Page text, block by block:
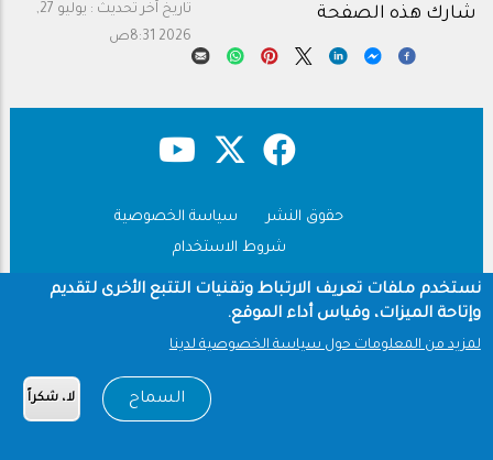
تاريخ آخر تحديث :
يوليو 27,
2026 8:31ص
شارك هذه الصفحة
حقوق النشر
سياسة الخصوصية
شروط الاستخدام
Copyright © 1960-2026 جامعة الملك سعود
نستخدم ملفات تعريف الارتباط وتقنيات التتبع الأخرى لتقديم
وإتاحة الميزات، وقياس أداء الموقع.
لمزيد من المعلومات حول سياسة الخصوصية لدينا
السماح لا، شكراً